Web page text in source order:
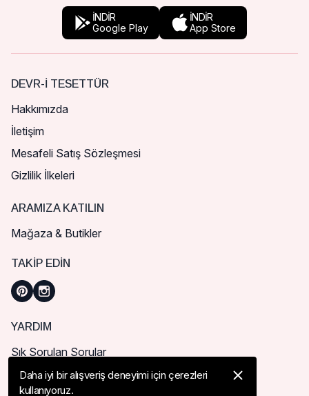
İNDİR
Google Play
İNDİR
App Store
DEVR-I TESETTÜR
Hakkımızda
İletişim
Mesafeli Satış Sözleşmesi
Gizlilik İlkeleri
ARAMIZA KATILIN
Mağaza & Butikler
TAKIP EDIN
YARDIM
Sık Sorulan Sorular
Nasıl Sipariş Verebilirim?
Daha iyi bir alışveriş deneyimi için çerezleri
kullanıyoruz.